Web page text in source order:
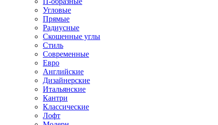
Угловые
Прямые
Радиусные
Скошенные углы
Стиль
Современные
Евро
Английские
Дизайнерские
Итальянские
Кантри
Классические
Лофт